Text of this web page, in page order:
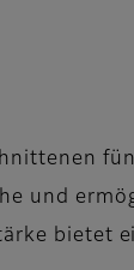
und
bietet